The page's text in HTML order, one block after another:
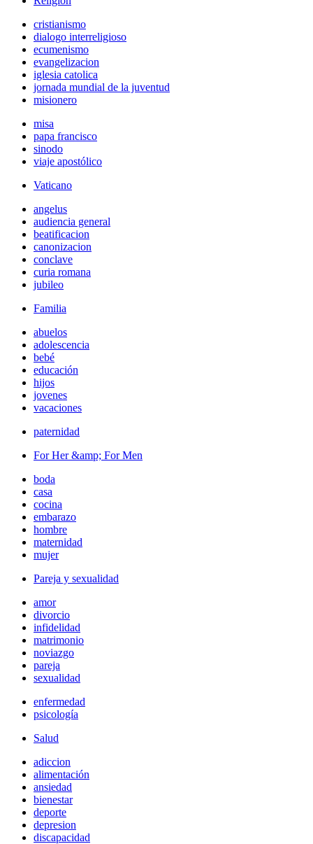
cristianismo
dialogo interreligioso
ecumenismo
evangelizacion
iglesia catolica
jornada mundial de la juventud
misionero
misa
papa francisco
sinodo
viaje apostólico
Vaticano
angelus
audiencia general
beatificacion
canonizacion
conclave
curia romana
jubileo
Familia
abuelos
adolescencia
bebé
educación
hijos
jovenes
vacaciones
paternidad
For Her &amp; For Men
boda
casa
cocina
embarazo
hombre
maternidad
mujer
Pareja y sexualidad
amor
divorcio
infidelidad
matrimonio
noviazgo
pareja
sexualidad
enfermedad
psicología
Salud
adiccion
alimentación
ansiedad
bienestar
deporte
depresion
discapacidad